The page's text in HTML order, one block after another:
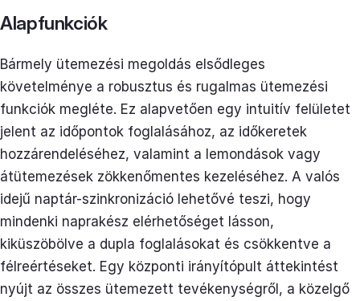
Alapfunkciók
Bármely ütemezési megoldás elsődleges
követelménye a robusztus és rugalmas ütemezési
funkciók megléte. Ez alapvetően egy intuitív felületet
jelent az időpontok foglalásához, az időkeretek
hozzárendeléséhez, valamint a lemondások vagy
átütemezések zökkenőmentes kezeléséhez. A valós
idejű naptár-szinkronizáció lehetővé teszi, hogy
mindenki naprakész elérhetőséget lásson,
kiküszöbölve a dupla foglalásokat és csökkentve a
félreértéseket. Egy központi irányítópult áttekintést
nyújt az összes ütemezett tevékenységről, a közelgő